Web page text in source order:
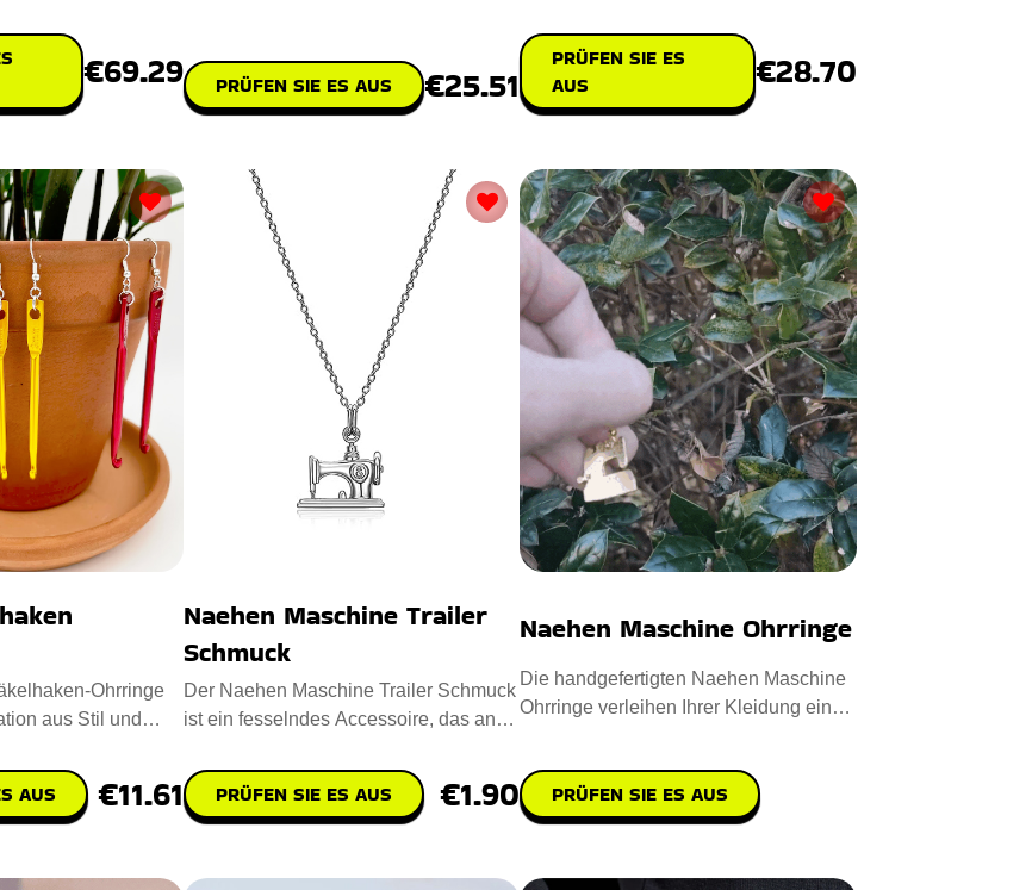
€69.29 PRÜFEN SIE ES AUS €25.51
PRÜFEN SIE ES
AUS
€28.70
Ohrringe
aus Stil und
AUS €11.61
Naehen Maschine Trailer
Schmuck
Der Naehen Maschine Trailer Schmuck
ist ein fesselndes Accessoire, das an
PRÜFEN SIE ES AUS €1.90
Naehen Maschine Ohrringe
Die handgefertigten Naehen Maschine
Ohrringe verleihen Ihrer Kleidung einen
PRÜFEN SIE ES AUS